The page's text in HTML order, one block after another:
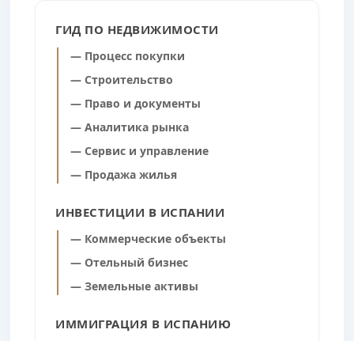
ГИД ПО НЕДВИЖИМОСТИ
— Процесс покупки
— Строительство
— Право и документы
— Аналитика рынка
— Сервис и управление
— Продажа жилья
ИНВЕСТИЦИИ В ИСПАНИИ
— Коммерческие объекты
— Отельный бизнес
— Земельные активы
ИММИГРАЦИЯ В ИСПАНИЮ